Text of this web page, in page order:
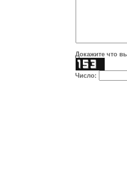
Докажите что
Число: